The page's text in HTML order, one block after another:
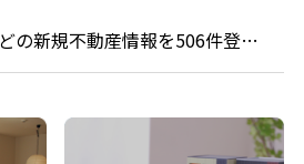
糟屋郡篠栗町和田などの新規不動産情報を506件登録しました。